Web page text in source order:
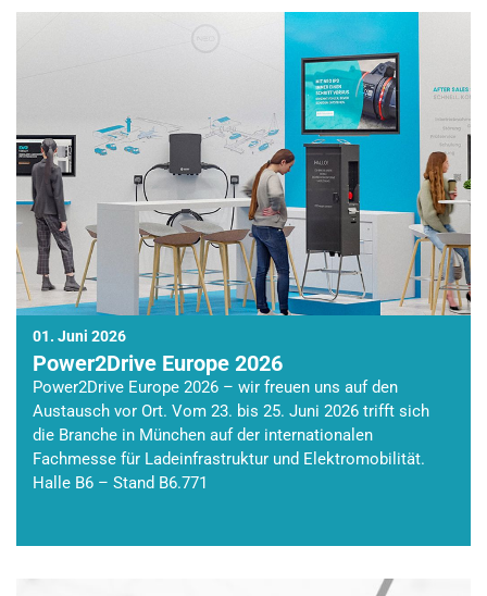
01. Juni 2026
Power2Drive Europe 2026
Power2Drive Europe 2026 – wir freuen uns auf den
Austausch vor Ort. Vom 23. bis 25. Juni 2026 trifft sich
die Branche in München auf der internationalen
Fachmesse für Ladeinfrastruktur und Elektromobilität.
Halle B6 – Stand B6.771